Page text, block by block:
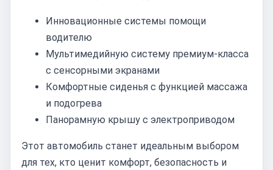
Инновационные системы помощи
водителю
Мультимедийную систему премиум-класса
с сенсорными экранами
Комфортные сиденья с функцией массажа
и подогрева
Панорамную крышу с электроприводом
Этот автомобиль станет идеальным выбором
для тех, кто ценит комфорт, безопасность и